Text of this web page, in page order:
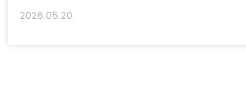
2026.05.20.